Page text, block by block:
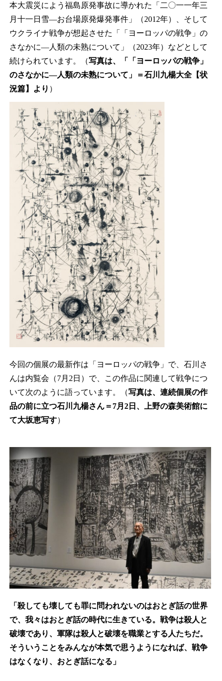
本大震災によう福島原発事故に導かれた「二〇一一年三
月十一日雪―お台場原発爆発事件」（2012年）、そして
ウクライナ戦争が想起させた「「ヨーロッパの戦争」の
さなかに―人類の未熟について」（2023年）などとして
続けられています。（写真は、「「ヨーロッパの戦争」
のさなかに―人類の未熟について」＝石川九楊大全【状
況篇】より ）
今回の個展の最新作は「ヨーロッパの戦争」で、石川さ
んは内覧会（7月2日）で、この作品に関連して戦争につ
いて次のように語っています。（写真は、連続個展の作
品の前に立つ石川九楊さん＝7月2日、上野の森美術館に
て大坂恵写す）
「殺しても壊しても罪に問われないのはおとぎ話の世界
で、我々はおとぎ話の時代に生きている。戦争は殺人と
破壊であり、軍隊は殺人と破壊を職業とする人たちだ。
そういうことをみんなが本気で思うようになれば、戦争
はなくなり、おとぎ話になる」